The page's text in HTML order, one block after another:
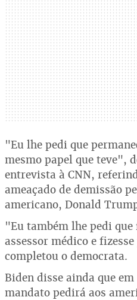
"Eu lhe pedi que
mesmo papel que teve",
entrevista à CNN,
ameaçado de demissão
americano, Donald
"Eu também lhe pedi
assessor médico e
completou o democrata.
Biden disse ainda que
mandato pedirá aos